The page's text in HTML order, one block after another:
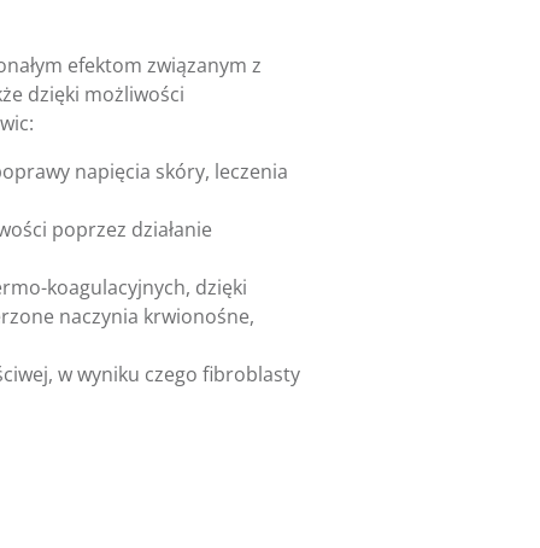
efektom związanym z
dzięki możliwości
napięcia skóry, leczenia
poprzez działanie
koagulacyjnych, dzięki
naczynia krwionośne,
w wyniku czego fibroblasty